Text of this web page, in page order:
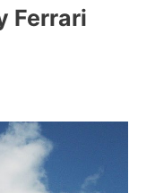
Ferrari